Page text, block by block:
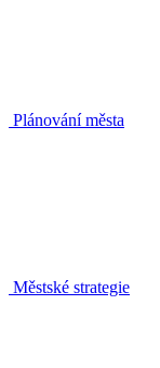
Plánování města
Městské strategie